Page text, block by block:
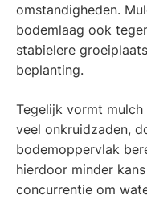
omstandigheden.
bodemlaag ook
stabielere
beplanting.
Tegelijk vormt
veel onkruidzaden,
bodemoppervlak
hierdoor minder
concurrentie om